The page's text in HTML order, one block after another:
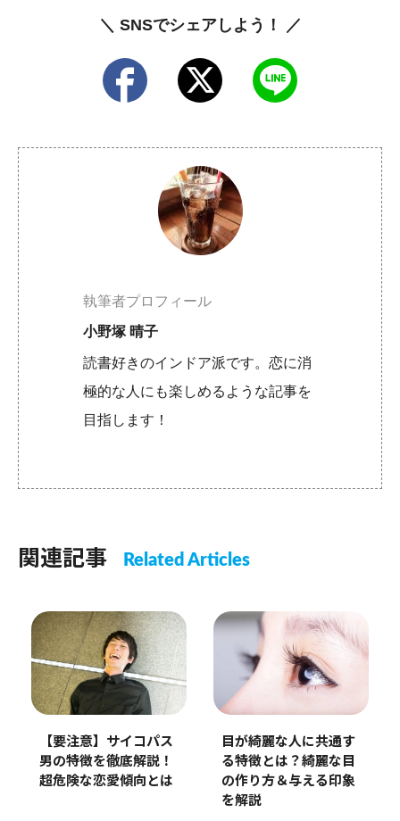
＼ SNSでシェアしよう！ ／
執筆者プロフィール
小野塚 晴子
読書好きのインドア派です。恋に消
極的な人にも楽しめるような記事を
目指します！
関連記事 Related Articles
【要注意】サイコパス
男の特徴を徹底解説！
超危険な恋愛傾向とは
目が綺麗な人に共通す
る特徴とは？綺麗な目
の作り方＆与える印象
を解説